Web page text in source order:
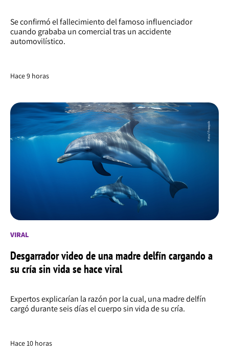
Se confirmó el fallecimiento del famoso influenciador
cuando grababa un comercial tras un accidente
automovilístico.
Hace 9 horas
VIRAL
Desgarrador video de una madre delfín cargando a
su cría sin vida se hace viral
Expertos explicarían la razón por la cual, una madre delfín
cargó durante seis días el cuerpo sin vida de su cría.
Hace 10 horas